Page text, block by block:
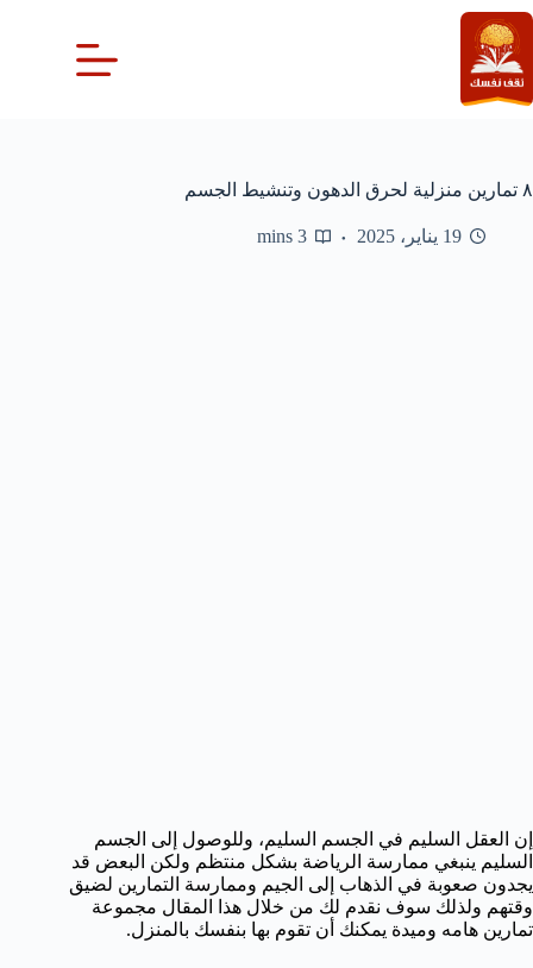
التجاوز
إلى
المحتوى
٨ تمارين منزلية لحرق الدهون وتنشيط الجسم
19 يناير، 2025 3 mins
إن العقل السليم في الجسم السليم، وللوصول إلى الجسم
السليم ينبغي ممارسة الرياضة بشكل منتظم ولكن البعض قد
يجدون صعوبة في الذهاب إلى الجيم وممارسة التمارين لضيق
وقتهم ولذلك سوف نقدم لك من خلال هذا المقال مجموعة
تمارين هامه وميدة يمكنك أن تقوم بها بنفسك بالمنزل.